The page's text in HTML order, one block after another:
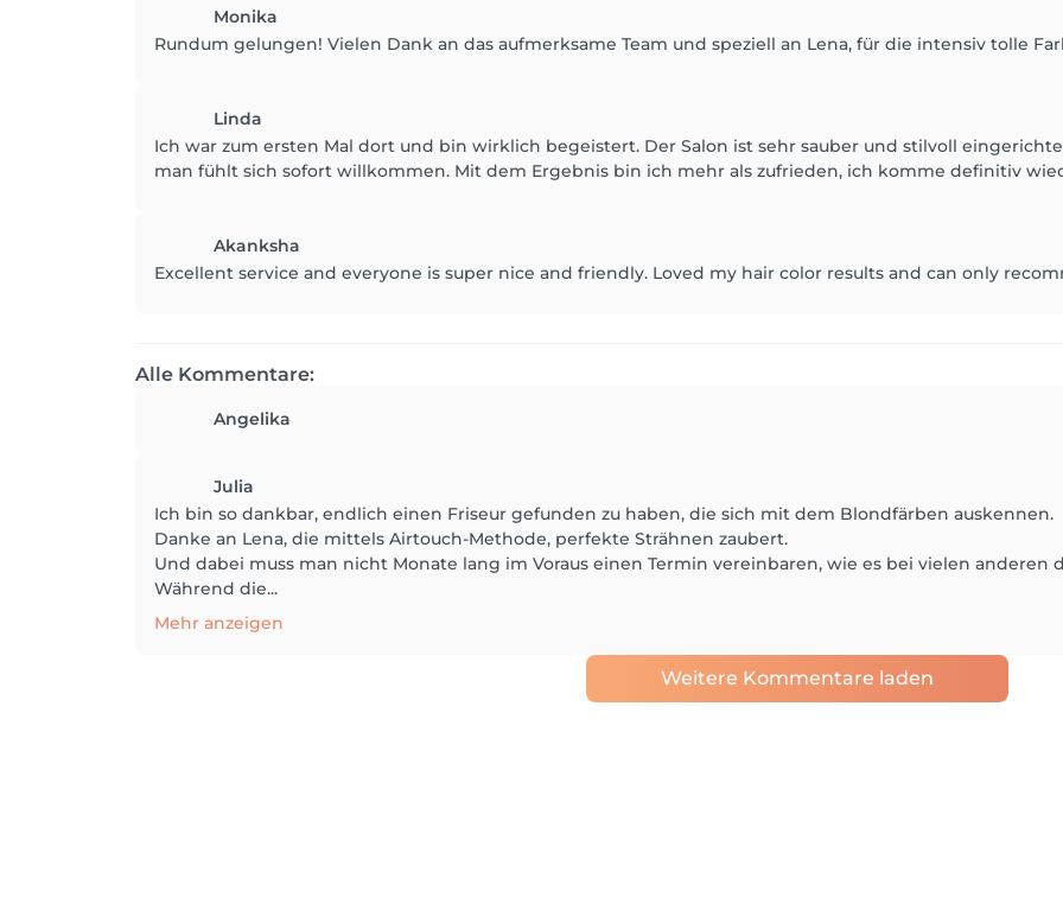
Monika
Rundum gelungen! Vielen Dank an das aufmerksame Team und speziell an Lena, für die intensiv tolle
Linda
Ich war zum ersten Mal dort und bin wirklich begeistert. Der Salon ist sehr sauber und stilvoll
man fühlt sich sofort willkommen. Mit dem Ergebnis bin ich mehr als zufrieden, ich komme definitiv
Akanksha
Excellent service and everyone is super nice and friendly. Loved my hair color results and can only
Alle Kommentare:
Angelika
Julia
Ich bin so dankbar, endlich einen Friseur gefunden zu haben, die sich mit dem Blondfärben auskennen.
Danke an Lena, die mittels Airtouch-Methode, perfekte Strähnen zaubert.
Und dabei muss man nicht Monate lang im Voraus einen Termin vereinbaren, wie es bei vielen anderen
Während die...
Mehr anzeigen
Weitere Kommentare laden